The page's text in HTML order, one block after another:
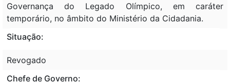
Governança do Legado Olímpico, em caráter
temporário, no âmbito do Ministério da Cidadania.
Situação:
Revogado
Chefe de Governo: